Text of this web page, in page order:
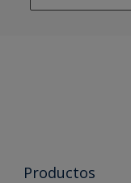
Productos